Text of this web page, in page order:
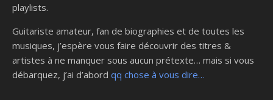
playlists.
Guitariste amateur, fan de biographies et de toutes les
musiques, j’espère vous faire découvrir des titres &
artistes à ne manquer sous aucun prétexte… mais si vous
débarquez, j’ai d’abord qq chose à vous dire…